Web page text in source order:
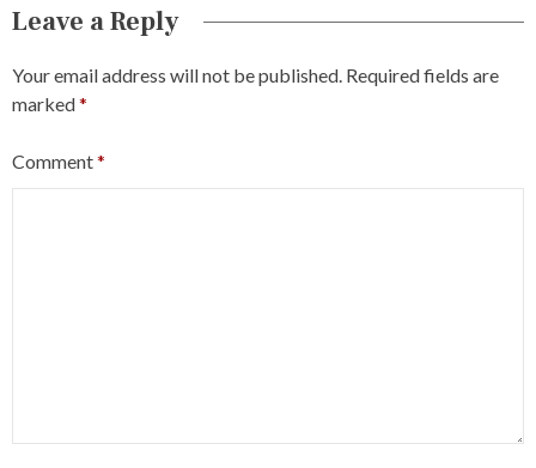
Leave a Reply
Your email address will not be published. Required fields are
marked*
Comment*